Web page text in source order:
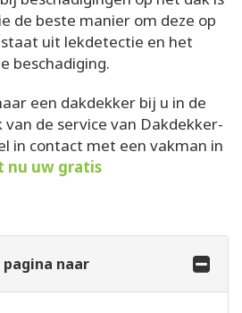
de beste manier om deze op
uit lekdetectie en het
beschadiging.
een dakdekker bij u in de
de service van Dakdekker-
in contact met een vakman in
nu uw gratis
naar